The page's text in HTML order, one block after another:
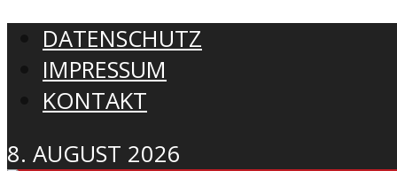
DATENSCHUTZ
IMPRESSUM
KONTAKT
8. AUGUST 2026